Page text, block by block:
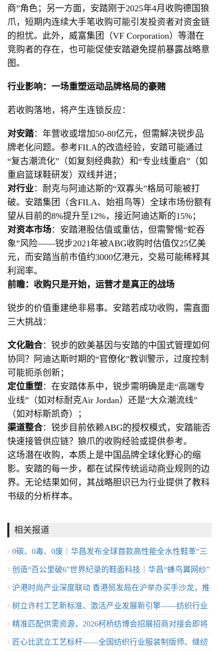
商”角色；另一方面，安踏刚于2025年4月收购德国狼
爪，短期内连续大手笔收购可能引发投资者对资金链
的担忧。此外，威富集团（VF Corporation）等潜在
竞购者的存在，也可能促使安踏避免提前暴露战略意
图。
行业影响：一场重塑运动品牌格局的豪赌
若收购落地，将产生连锁反应：
对安踏：年营收或增加50-80亿元，但需解决锐步品
牌老化问题。参考FILA的改造经验，安踏可能通过
“复古潮流化”（如复刻经典款）和“专业线重启”（如
重启篮球鞋研发）双线并进；
对行业：耐克与阿迪达斯的“双寡头”格局可能被打
破。安踏集团（含FILA、始祖鸟等）全球市场份额有
望从目前的8%提升至12%，接近阿迪达斯的15%；
对资本市场：安踏港股估值或重估，但需警惕“蛇吞
象”风险——锐步2021年被ABG收购时估值仅25亿美
元，而安踏当前市值约3000亿港元，交易可能稀释其
利润率。
前瞻：收购只是开始，运营才是真正的战场
锐步的价值重建绝非易事。安踏若成功收购，需直面
三大挑战：
文化融合：锐步的欧美基因与安踏的中国式管理如何
协同？阿迪达斯时期的“官僚化”教训警示，过度控制
可能扼杀创新；
定位重塑：在安踏体系中，锐步需明确是走“高端专
业线”（如对标耐克Air Jordan）还是“大众潮流线”
（如对标斯凯奇）；
渠道整合：锐步目前依赖ABG的授权模式，安踏能否
快速接管供应链？狼爪的收购经验或提供参考。
这场潜在收购，本质上是中国品牌全球化野心的缩
影。安踏的每一步，都在试探传统运动商业规则的边
界。无论结果如何，其战略胆识已为行业提供了教科
书级的分析样本。
相关报道
0碳、0毒、0废｜华昌发布全球首款高性能全水性鞋革“三
零生态皮”
创造“百公里破6”世界纪录的鞋面科技｜华昌“蜂鸟翼网纱”
定义极致轻量
沪港时尚产业深度联动 香港贸发局在沪举办买手沙龙，推
动业界交流
树立许村工艺新标准、激活产业发展新引擎——纺织行业
服装制版师/缝纫工（服装制作工）职业技能竞赛许村选拔
赛圆满收官！
精准匹配供需资源，2026柯桥纺博会招展招商对接会即将
举行！
匠心比武立工艺标杆——全国纺织行业服装制版师、缝纫